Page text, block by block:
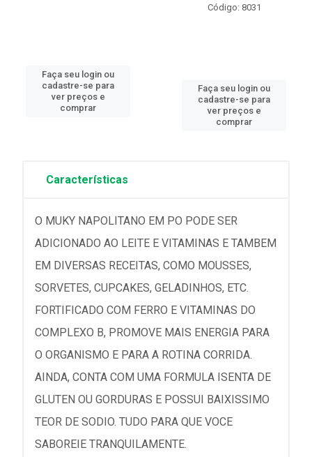
Faça seu login ou
cadastre-se para
ver preços e
comprar
Código: 8031
Faça seu login ou
cadastre-se para
ver preços e
comprar
Características
O MUKY NAPOLITANO EM PO PODE SER
ADICIONADO AO LEITE E VITAMINAS E TAMBEM
EM DIVERSAS RECEITAS, COMO MOUSSES,
SORVETES, CUPCAKES, GELADINHOS, ETC.
FORTIFICADO COM FERRO E VITAMINAS DO
COMPLEXO B, PROMOVE MAIS ENERGIA PARA
O ORGANISMO E PARA A ROTINA CORRIDA.
AINDA, CONTA COM UMA FORMULA ISENTA DE
GLUTEN OU GORDURAS E POSSUI BAIXISSIMO
TEOR DE SODIO. TUDO PARA QUE VOCE
SABOREIE TRANQUILAMENTE.